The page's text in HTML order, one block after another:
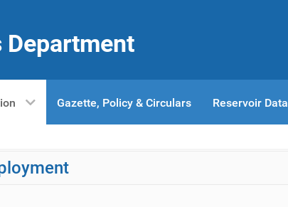
Department
Gazette, Policy & Circulars Reservoir Data